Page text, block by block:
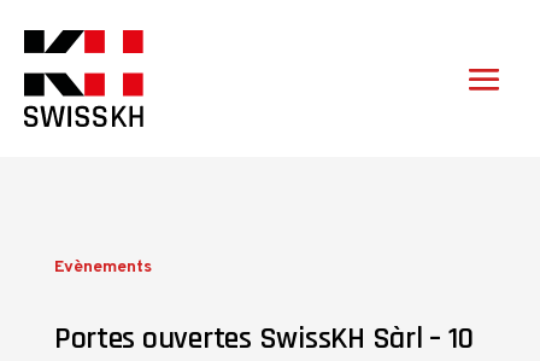
Evènements
Portes ouvertes SwissKH Sàrl – 10